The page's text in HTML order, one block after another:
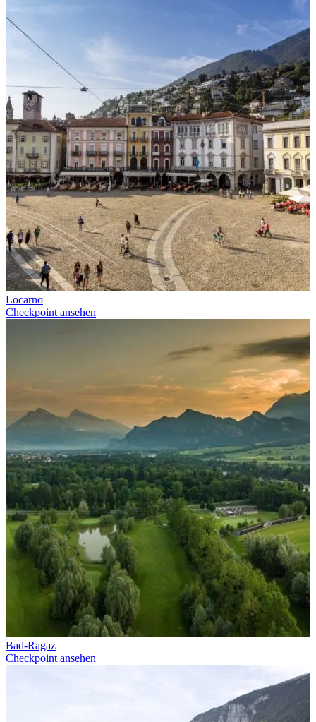
Locarno
Checkpoint ansehen
Bad-Ragaz
Checkpoint ansehen